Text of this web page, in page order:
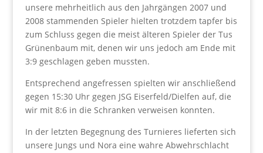
unsere mehrheitlich aus den Jahrgängen 2007 und
2008 stammenden Spieler hielten trotzdem tapfer bis
zum Schluss gegen die meist älteren Spieler der Tus
Grünenbaum mit, denen wir uns jedoch am Ende mit
3:9 geschlagen geben mussten.
Entsprechend angefressen spielten wir anschließend
gegen 15:30 Uhr gegen JSG Eiserfeld/Dielfen auf, die
wir mit 8:6 in die Schranken verweisen konnten.
In der letzten Begegnung des Turnieres lieferten sich
unsere Jungs und Nora eine wahre Abwehrschlacht